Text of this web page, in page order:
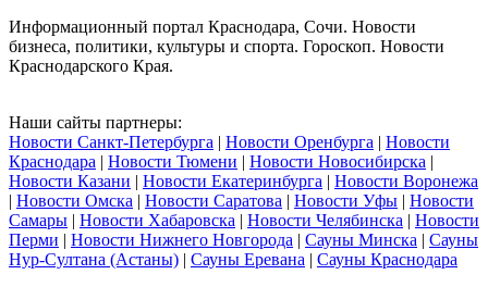
Информационный портал Краснодара, Сочи. Новости
бизнеса, политики, культуры и спорта. Гороскоп. Новости
Краснодарского Края.
Наши сайты партнеры:
Новости Санкт-Петербурга | Новости Оренбурга | Новости
Краснодара | Новости Тюмени | Новости Новосибирска |
Новости Казани | Новости Екатеринбурга | Новости Воронежа
| Новости Омска | Новости Саратова | Новости Уфы | Новости
Самары | Новости Хабаровска | Новости Челябинска | Новости
Перми | Новости Нижнего Новгорода | Сауны Минска | Сауны
Нур-Султана (Астаны) | Сауны Еревана | Сауны Краснодара